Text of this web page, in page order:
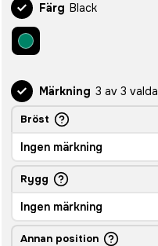
Färg Black
Märkning 3 av 3 valda
Bröst
Ingen märkning
Rygg
Ingen märkning
Annan position